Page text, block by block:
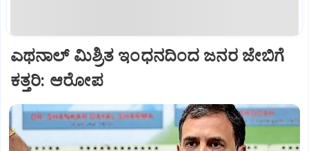
ಎಥನಾಲ್‌ ಮಿಶ್ರಿತ ಇಂಧನದಿಂದ ಜನರ ಜೇಬಿಗೆ
ಕತ್ತರಿ: ಆರೋಪ